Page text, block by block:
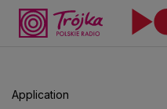
Application
aby
odtwarzać.